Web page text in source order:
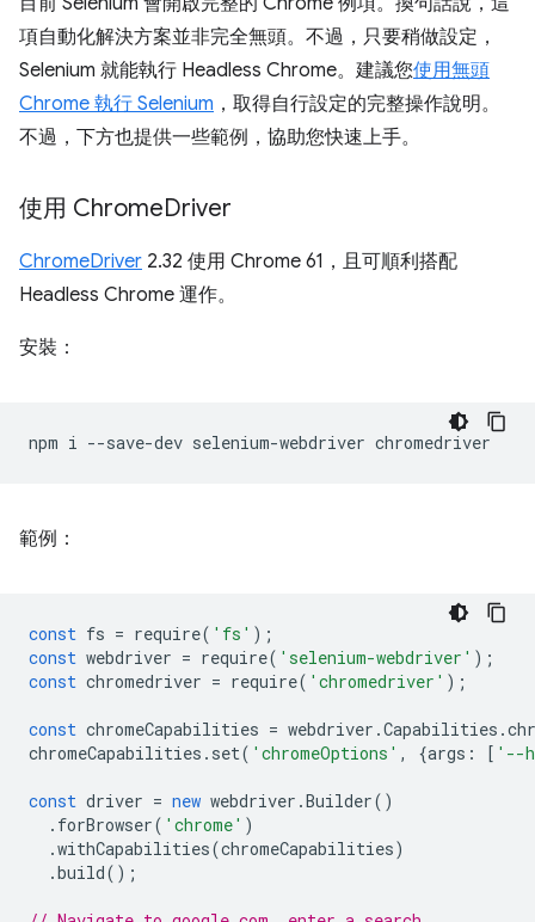
項自動化解決方案並非完全無頭。不過，只要稍做設定，
Selenium 就能執行 Headless Chrome。建議您使用無頭
Chrome 執行 Selenium ，取得自行設定的完整操作說明。
不過，下方也提供一些範例，協助您快速上手。
使用 ChromeDriver
ChromeDriver 2.32 使用 Chrome 61，且可順利搭配
Headless Chrome 運作。
安裝：
npm i --save-dev selenium-webdriver
範例：
const fs = require( 'fs' );
const webdriver = require( 'selenium-webdriver' );
const chromedriver = require( 'chromedriver' );
const chromeCapabilities = webdriver .Capabilities .
chromeCapabilities . set( 'chromeOptions' , {args : [ '--
const driver = new webdriver .Builder()
. forBrowser( 'chrome' )
.withCapabilities(chromeCapabilities)
.build();